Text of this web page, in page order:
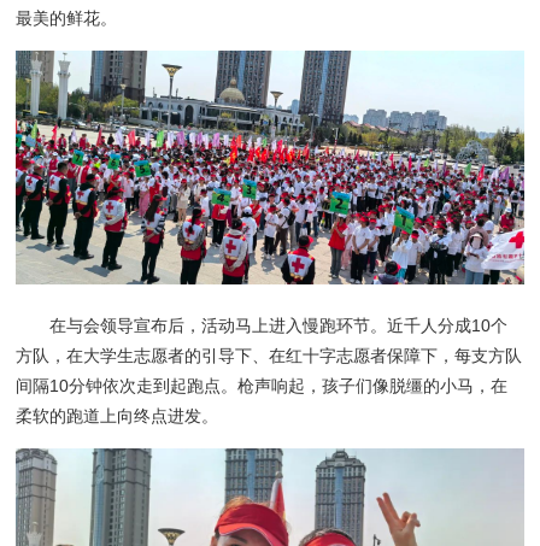
最美的鲜花。
在与会领导宣布后，活动马上进入慢跑环节。近千人分成10个
方队，在大学生志愿者的引导下、在红十字志愿者保障下，每支方队
间隔10分钟依次走到起跑点。枪声响起，孩子们像脱缰的小马，在
柔软的跑道上向终点进发。